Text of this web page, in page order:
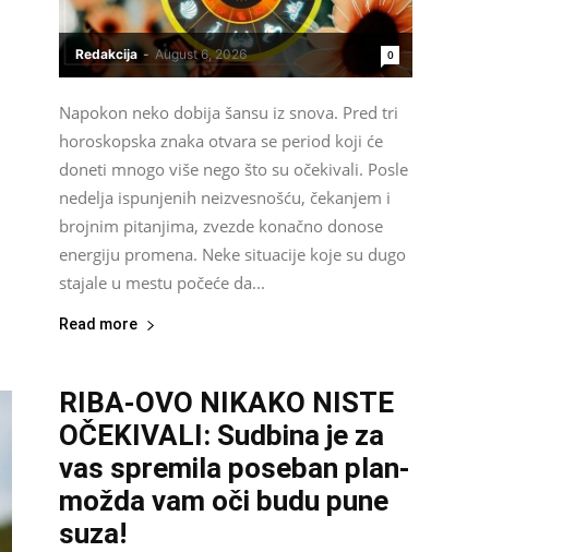
Redakcija - August 6, 2026 0
Napokon neko dobija šansu iz snova. Pred tri
horoskopska znaka otvara se period koji će
doneti mnogo više nego što su očekivali. Posle
nedelja ispunjenih neizvesnošću, čekanjem i
brojnim pitanjima, zvezde konačno donose
energiju promena. Neke situacije koje su dugo
stajale u mestu počeće da...
Read more
RIBA-OVO NIKAKO NISTE
OČEKIVALI: Sudbina je za
vas spremila poseban plan-
možda vam oči budu pune
suza!